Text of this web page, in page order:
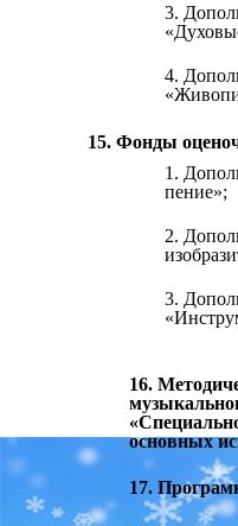
3.
4.
15. Фонды
1.
пение»;
2.
3.
16.
основных
17.